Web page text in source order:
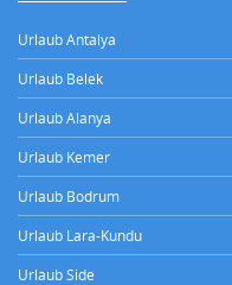
Urlaub Antalya
Urlaub Belek
Urlaub Alanya
Urlaub Kemer
Urlaub Bodrum
Urlaub Lara-Kundu
Urlaub Side